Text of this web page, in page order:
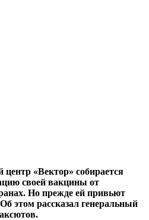
«Вектор» собирается
своей вакцины от
Но прежде ей привьют
этом рассказал генеральный